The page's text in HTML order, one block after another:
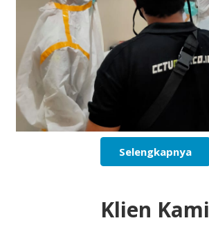
Selengkapnya
Klien Kami